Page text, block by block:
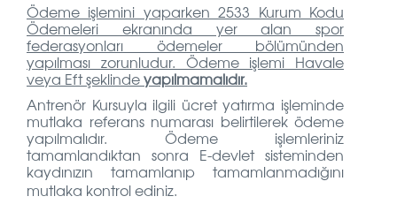
Ödeme işlemini yaparken 2533 Kurum Kodu
Ödemeleri ekranında yer alan spor
federasyonları ödemeler bölümünden
yapılması zorunludur. Ödeme işlemi Havale
veya Eft şeklindeyapılmamalıdır.
Antrenör Kursuyla ilgili ücret yatırma işleminde
mutlaka referans numarası belirtilerek ödeme
yapılmalıdır. Ödeme işlemleriniz
tamamlandıktan sonra E-devlet sisteminden
kaydınızın tamamlanıp tamamlanmadığını
mutlaka kontrol ediniz.